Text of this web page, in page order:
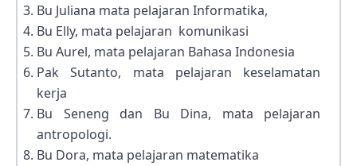
Bu Juliana mata pelajaran Informatika,
Bu Elly, mata pelajaran komunikasi
Bu Aurel, mata pelajaran Bahasa Indonesia
Pak Sutanto, mata pelajaran keselamatan
kerja
Bu Seneng dan Bu Dina, mata pelajaran
antropologi.
Bu Dora, mata pelajaran matematika